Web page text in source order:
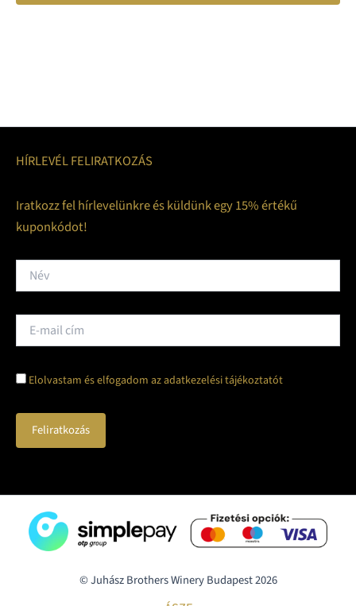
HÍRLEVÉL FELIRATKOZÁS
Iratkozz fel hírlevelünkre és küldünk egy 15% értékű
kuponkódot!
Elolvastam és elfogadom az adatkezelési tájékoztatót
© Juhász Brothers Winery Budapest 2026